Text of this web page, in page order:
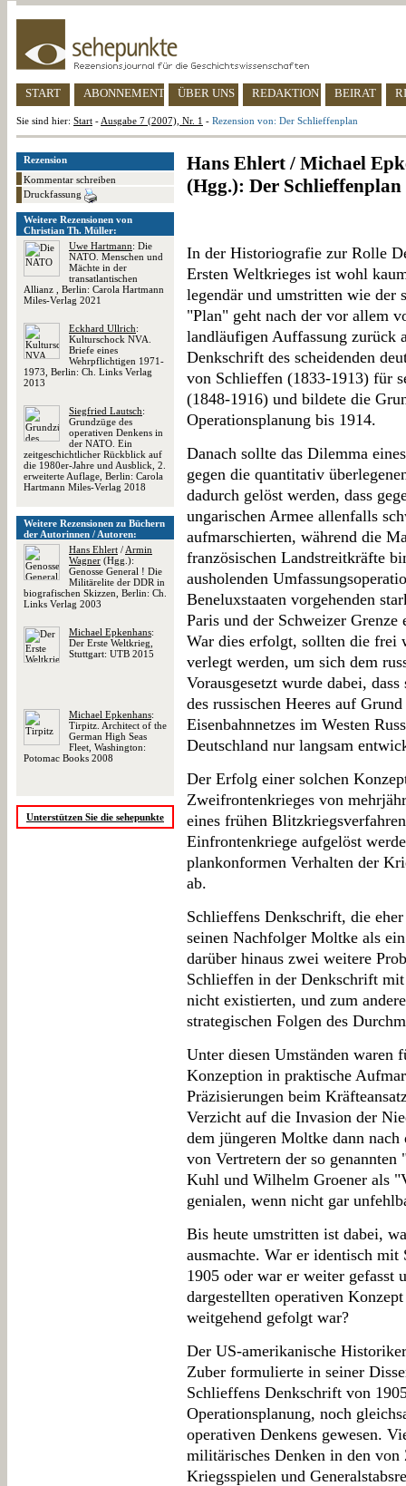
START ABONNEMENT ÜBER UNS REDAKTION BEIRAT
Sie sind hier: Start - Ausgabe 7 (2007), Nr. 1 - Rezension von: Der Schlieffenplan
Rezension
Kommentar schreiben
Druckfassung
Weitere Rezensionen von
Christian Th. Müller:
Uwe Hartmann: Die
NATO. Menschen und
Mächte in der
transatlantischen
Allianz , Berlin: Carola Hartmann
Miles-Verlag 2021
Eckhard Ullrich:
Kulturschock NVA.
Briefe eines
Wehrpflichtigen 1971-
1973, Berlin: Ch. Links Verlag
2013
Siegfried Lautsch:
Grundzüge des
operativen Denkens in
der NATO. Ein
zeitgeschichtlicher Rückblick auf
die 1980er-Jahre und Ausblick, 2.
erweiterte Auflage, Berlin: Carola
Hartmann Miles-Verlag 2018
Weitere Rezensionen zu Büchern
der Autorinnen / Autoren:
Hans Ehlert / Armin
Wagner (Hgg.):
Genosse General ! Die
Militärelite der DDR in
biografischen Skizzen, Berlin: Ch.
Links Verlag 2003
Michael Epkenhans:
Der Erste Weltkrieg,
Stuttgart: UTB 2015
Michael Epkenhans:
Tirpitz. Architect of the
German High Seas
Fleet, Washington:
Potomac Books 2008
Unterstützen Sie die sehepunkte
Hans Ehlert / Michael
(Hgg.): Der Schlieffenplan
In der Historiografie zur Rolle
Ersten Weltkrieges ist wohl
legendär und umstritten wie der
"Plan" geht nach der vor allem
landläufigen Auffassung zurück
Denkschrift des scheidenden
von Schlieffen (1833-1913) für
(1848-1916) und bildete die
Operationsplanung bis 1914.
Danach sollte das Dilemma
gegen die quantitativ
dadurch gelöst werden, dass
ungarischen Armee allenfalls
aufmarschierten, während die
französischen Landstreitkräfte
ausholenden
Beneluxstaaten vorgehenden
Paris und der Schweizer
War dies erfolgt, sollten die frei
verlegt werden, um sich dem
Vorausgesetzt wurde dabei,
des russischen Heeres auf
Eisenbahnnetzes im Westen
Deutschland nur langsam
Der Erfolg einer solchen
Zweifrontenkrieges von
eines frühen
Einfrontenkriege aufgelöst
plankonformen Verhalten der
ab.
Schlieffens Denkschrift, die
seinen Nachfolger Moltke als
darüber hinaus zwei weitere
Schlieffen in der Denkschrift
nicht existierten, und zum
strategischen Folgen des
Unter diesen Umständen waren
Konzeption in praktische
Präzisierungen beim
Verzicht auf die Invasion der
dem jüngeren Moltke dann
von Vertretern der so
Kuhl und Wilhelm Groener als
genialen, wenn nicht gar
Bis heute umstritten ist dabei,
ausmachte. War er identisch
1905 oder war er weiter gefasst
dargestellten operativen
weitgehend gefolgt war?
Der US-amerikanische
Zuber formulierte in seiner
Schlieffens Denkschrift von
Operationsplanung, noch
operativen Denkens gewesen.
militärisches Denken in den
Kriegsspielen und